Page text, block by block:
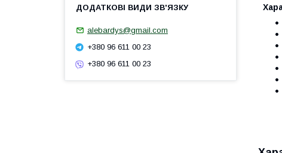
alebardys@gmail.com
+380 96 611 00 23
+380 96 611 00 23